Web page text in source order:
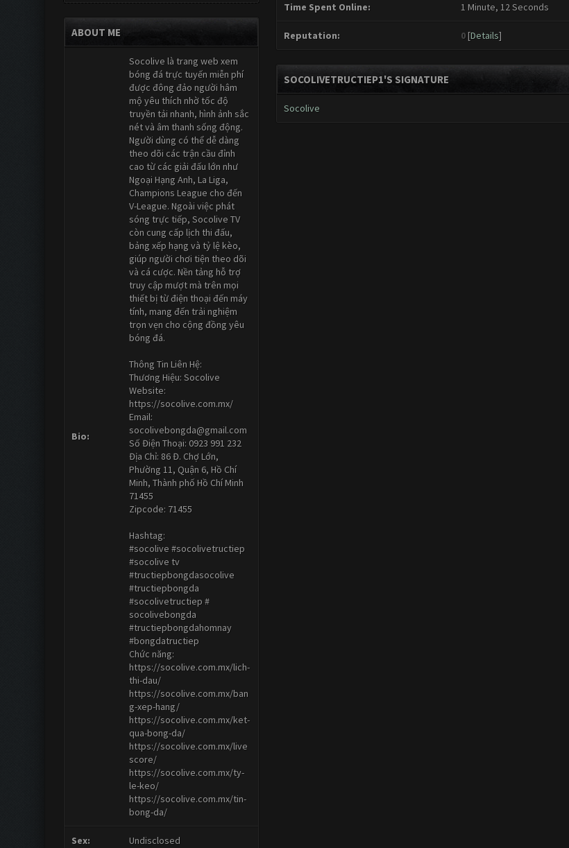
ABOUT ME
Bio:
Socolive là trang web xem
bóng đá trực tuyến miễn phí
được đông đảo người hâm
mộ yêu thích nhờ tốc độ
truyền tải nhanh, hình ảnh sắc
nét và âm thanh sống động.
Người dùng có thể dễ dàng
theo dõi các trận cầu đỉnh
cao từ các giải đấu lớn như
Ngoại Hạng Anh, La Liga,
Champions League cho đến
V-League. Ngoài việc phát
sóng trực tiếp, Socolive TV
còn cung cấp lịch thi đấu,
bảng xếp hạng và tỷ lệ kèo,
giúp người chơi tiện theo dõi
và cá cược. Nền tảng hỗ trợ
truy cập mượt mà trên mọi
thiết bị từ điện thoại đến máy
tính, mang đến trải nghiệm
trọn vẹn cho cộng đồng yêu
bóng đá.
Thông Tin Liên Hệ:
Thương Hiệu: Socolive
Website:
https://socolive.com.mx/
Email:
socolivebongda@gmail.com
Số Điện Thoại: 0923 991 232
Địa Chỉ: 86 Đ. Chợ Lớn,
Phường 11, Quận 6, Hồ Chí
Minh, Thành phố Hồ Chí Minh
71455
Zipcode: 71455
Hashtag:
#socolive #socolivetructiep
#socolive tv
#tructiepbongdasocolive
#tructiepbongda
#socolivetructiep #
socolivebongda
#tructiepbongdahomnay
#bongdatructiep
Chức năng:
https://socolive.com.mx/lich-
thi-dau/
https://socolive.com.mx/ban
g-xep-hang/
https://socolive.com.mx/ket-
qua-bong-da/
https://socolive.com.mx/live
score/
https://socolive.com.mx/ty-
le-keo/
https://socolive.com.mx/tin-
bong-da/
Sex: Undisclosed
Time Spent Online: 1 Minute, 12 Seconds
Reputation: 0 [Details]
SOCOLIVETRUCTIEP1'S SIGNATURE
Socolive